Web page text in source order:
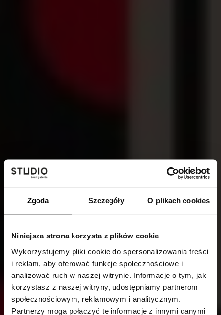
Zgoda Szczegóły O plikach cookies
Niniejsza strona korzysta z plików cookie
Wykorzystujemy pliki cookie do spersonalizowania treści
i reklam, aby oferować funkcje społecznościowe i
analizować ruch w naszej witrynie. Informacje o tym, jak
korzystasz z naszej witryny, udostępniamy partnerom
społecznościowym, reklamowym i analitycznym.
Partnerzy mogą połączyć te informacje z innymi danymi